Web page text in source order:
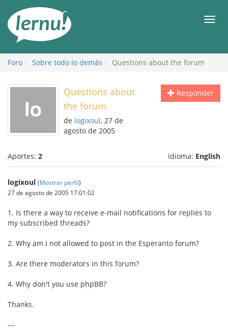
Foro Sobre todo lo demás Questions about the forum
Responder
Questions about
the forum
de logixoul, 27 de
agosto de 2005
Aportes: 2 Idioma: English
logixoul (Mostrar perfil)
27 de agosto de 2005 17:01:02
1. Is there a way to receive e-mail notifications for replies to
my subscribed threads?
2. Why am I not allowed to post in the Esperanto forum?
3. Are there moderators in this forum?
4. Why don't you use phpBB?
Thanks.
---